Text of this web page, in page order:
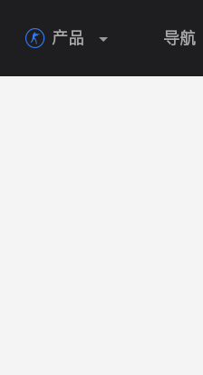
 产品 导航